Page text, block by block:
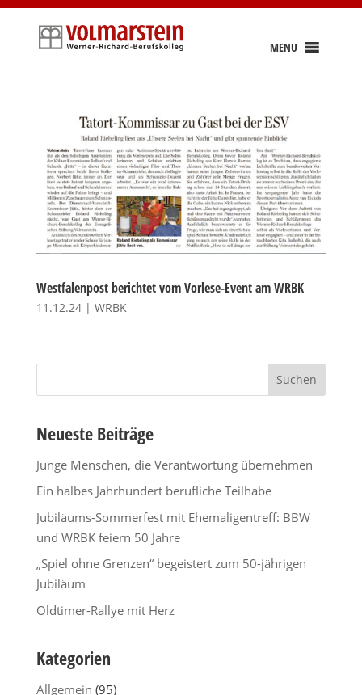
Skip
content
MENU
Westfalenpost berichtet vom Vorlese-Event am WRBK
11.12.24| WRBK
Suchen
Neueste Beiträge
Junge Menschen, die Verantwortung übernehmen
Ein halbes Jahrhundert berufliche Teilhabe
Jubiläums-Sommerfest mit Ehemaligentreff: BBW
und WRBK feiern 50 Jahre
„Spiel ohne Grenzen“ begeistert zum 50-jährigen
Jubiläum
Oldtimer-Rallye mit Herz
Kategorien
Allgemein (95)